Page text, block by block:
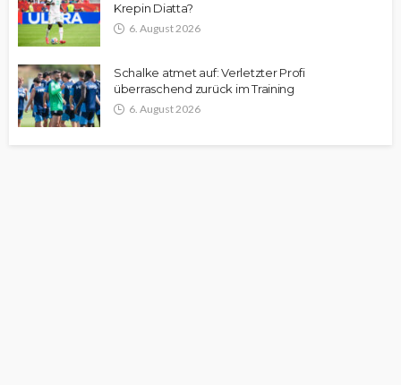
Krepin Diatta?
6. August 2026
Schalke atmet auf: Verletzter Profi
überraschend zurück im Training
6. August 2026